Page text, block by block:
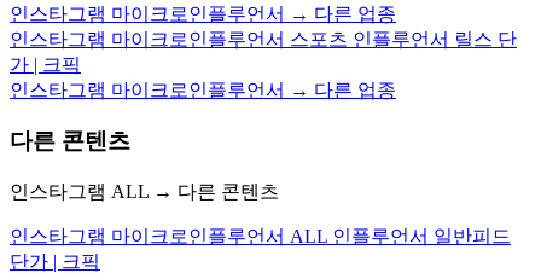
인스타그램 마이크로인플루언서 → 다른 업종
인스타그램 마이크로인플루언서 스포츠 인플루언서 릴스 단
가 | 크픽
인스타그램 마이크로인플루언서 → 다른 업종
다른 콘텐츠
인스타그램 ALL → 다른 콘텐츠
인스타그램 마이크로인플루언서 ALL 인플루언서 일반피드
단가 | 크픽